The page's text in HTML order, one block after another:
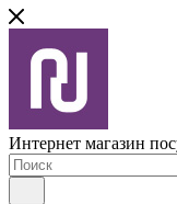
Интернет магазин